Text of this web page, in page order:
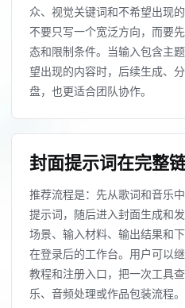
众、视觉关键词和不希望出现
不要只写一个宽泛方向，而要
态和限制条件。当输入包含主
望出现的内容时，后续生成、
盘，也更适合团队协作。
封面提示词在完整
推荐流程是：先从歌词和音乐
提示词，随后进入封面生成和
场景、输入材料、输出结果和
在登录后的工作台。用户可以
教程和注册入口，把一次工具
乐、音频处理或作品包装流程。